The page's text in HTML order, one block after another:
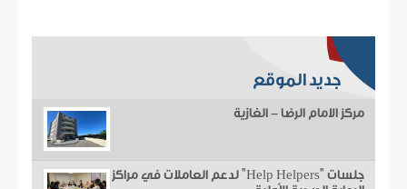
جديد الموقع
مركز الامام الرضا - الغازية
جلسات "Help Helpers" لدعم العاملات في مراكز